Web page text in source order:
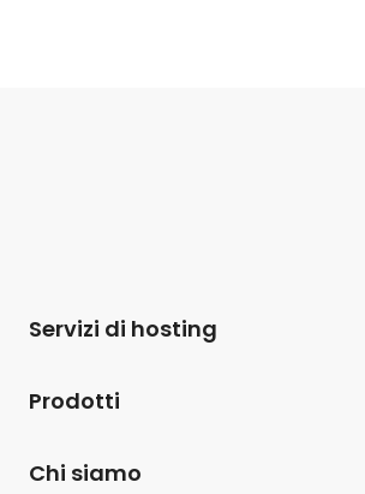
Servizi di hosting
Hosting per WooCommerce
Prodotti
Chi siamo